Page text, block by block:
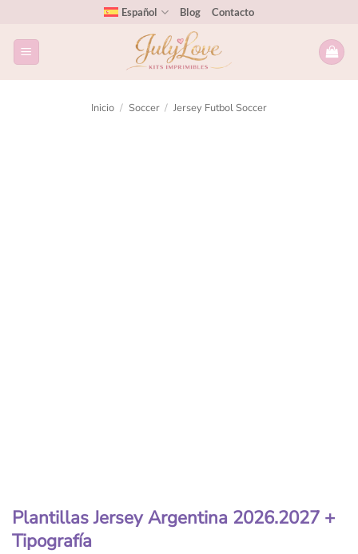
Español Blog Contacto
Inicio / Soccer / Jersey Futbol Soccer
Plantillas Jersey Argentina 2026.2027 +
Tipografía